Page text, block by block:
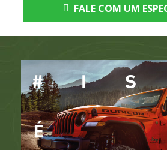
FALE COM UM